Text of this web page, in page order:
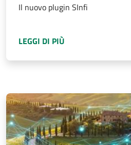
Il nuovo plugin SInfi
LEGGI DI PIÙ